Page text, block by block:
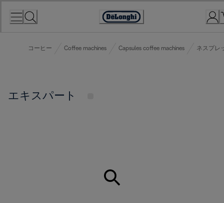
Accessibility
コーヒー Coffee machines Capsules coffee machines ネスプレ
エキスパート